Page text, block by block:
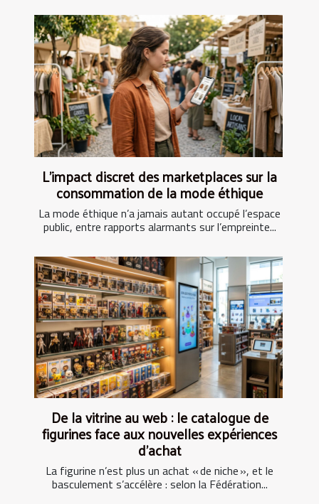
L’impact discret des marketplaces sur la
consommation de la mode éthique
La mode éthique n’a jamais autant occupé l’espace
public, entre rapports alarmants sur l’empreinte...
De la vitrine au web : le catalogue de
figurines face aux nouvelles expériences
d’achat
La figurine n’est plus un achat « de niche », et le
basculement s’accélère : selon la Fédération...